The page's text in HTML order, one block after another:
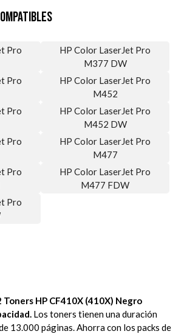
Pro
HP Color LaserJet Pro
M377 DW
Pro
HP Color LaserJet Pro
M452
Pro
HP Color LaserJet Pro
M452 DW
Pro
HP Color LaserJet Pro
M477
Pro
HP Color LaserJet Pro
M477 FDW
Pro
Toners HP CF410X (410X) Negro
Los toners tienen una duración
13.000 páginas. Ahorra con los packs de